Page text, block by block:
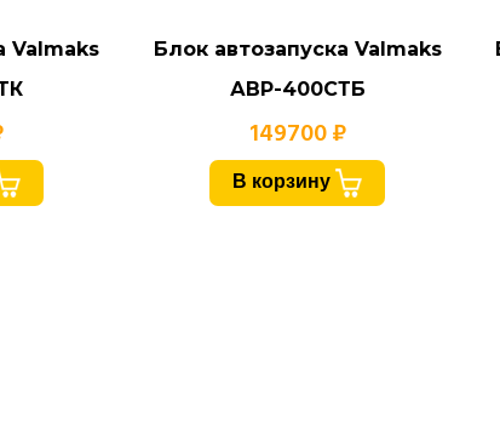
Valmaks
Блок автозапуска Valmaks
АВР-400СТБ
149700 ₽
В корзину